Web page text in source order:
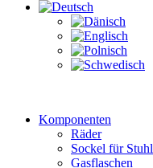
Komponenten
Räder
Sockel für Stuhl
Gasflaschen